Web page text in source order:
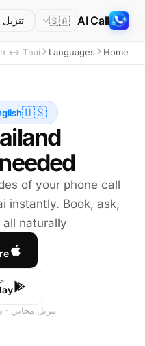
AI Call
🇸🇦
Home
Languages
↔ Thai
🇺🇸
of your phone call
instantly. Book, ask,
naturally.
تنزيل مجاني ·